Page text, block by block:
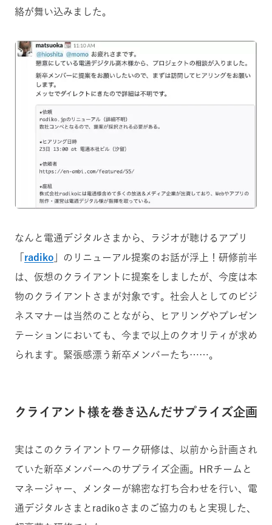
絡が舞い込みました。
なんと電通デジタルさまから、ラジオが聴けるアプリ
radiko 」のリニューアル提案のお話が浮上！研修前半
は、仮想のクライアントに提案をしましたが、今度は本
物のクライアントさまが対象です。社会人としてのビジ
ネスマナーは当然のことながら、ヒアリングやプレゼン
テーションにおいても、今まで以上のクオリティが求め
られます。緊張感漂う新卒メンバーたち……。
クライアント様を巻き込んだサプライズ企画
実はこのクライアントワーク研修は、以前から計画され
ていた新卒メンバーへのサプライズ企画。HRチームと
マネージャー、メンターが綿密な打ち合わせを行い、電
通デジタルさまとradikoさまのご協力のもと実現した、